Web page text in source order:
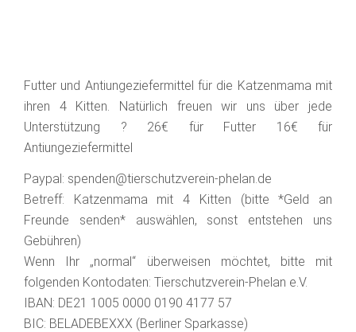
Futter und Antiungeziefermittel für die Katzenmama mit
ihren 4 Kitten. Natürlich freuen wir uns über jede
Unterstützung ? 26€ für Futter 16€ für
Antiungeziefermittel
Paypal: spenden@tierschutzverein-phelan.de
Betreff: Katzenmama mit 4 Kitten (bitte *Geld an
Freunde senden* auswählen, sonst entstehen uns
Gebühren)
Wenn Ihr „normal“ überweisen möchtet, bitte mit
folgenden Kontodaten: Tierschutzverein­-Phelan e.V.
IBAN: DE21 1005 0000 0190 4177 57
BIC: BELADEBEXXX (Berliner Sparkasse)